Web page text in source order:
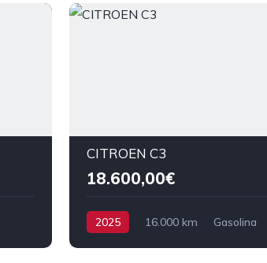
CITROEN C3
18.600,00€
2025 16.000 km
Gasolina